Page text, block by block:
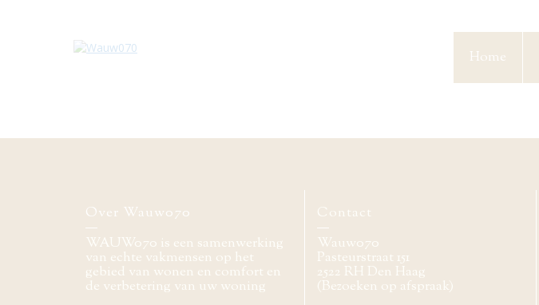
Home
Over Wauw070
WAUW070 is een samenwerking
van echte vakmensen op het
gebied van wonen en comfort en
de verbetering van uw woning
Contact
Wauw070
Pasteurstraat 151
2522 RH Den Haag
(Bezoeken op afspraak)